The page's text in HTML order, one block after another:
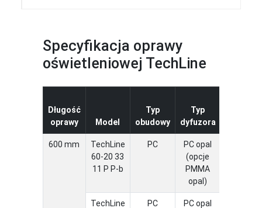
Specyfikacja oprawy
oświetleniowej TechLine
Długość
oprawy
Model
Typ
obudowy
Typ
dyfuzora
600 mm
TechLine
60-20 33
11 P P-b
PC
PC opal
(opcje
PMMA
opal)
TechLine PC PC opal